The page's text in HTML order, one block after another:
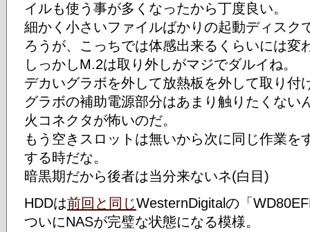
イルも使う事が多くなったから丁度良い。
細かく小さいファイルばかりの起動ディスク
ろうが、こっちでは体感出来るくらいには変
しっかしM.2は取り外しがマジでダルイね。
デカいグラボを外して放熱板を外して取り付
グラボの補助電源部分はあまり触りたくない
火コネクタが怖いのだ。
もう空きスロットは無いから次に同じ作業を
する時だな。
暗黒期だから後者は当分来ないネ(白目)
HDDは前回と同じWesternDigitalの「
ついにNASが完璧な状態になる模様。